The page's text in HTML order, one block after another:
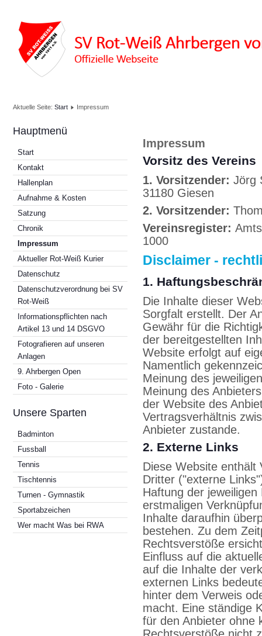
Aktuelle Seite: Start Impressum
Hauptmenü
Start
Kontakt
Hallenplan
Aufnahme & Kosten
Satzung
Chronik
Impressum
Aktueller Rot-Weiß Kurier
Datenschutz
Datenschutzverordnung bei SV
Rot-Weiß
Informationspflichten nach
Artikel 13 und 14 DSGVO
Fotografieren auf unseren
Anlagen
9. Ahrbergen Open
Foto - Galerie
Unsere Sparten
Badminton
Fussball
Tennis
Tischtennis
Turnen - Gymnastik
Sportabzeichen
Wer macht Was bei RWA
Impressum
Vorsitz des Vereins
1. Vorsitzender: Jörg
31180 Giesen
2. Vorsitzender:
Vereinsregister:
1000
Disclaimer -
1.
Die Inhalte dieser
Sorgfalt erstellt. Der
Gewähr für die
der bereitgestellten
Website erfolgt auf
Namentlich
Meinung des
Meinung des
der Website des
Vertragsverhältnis
Anbieter zustande.
2. Externe Links
Diese Website enthält
Dritter ("externe
Haftung der
erstmaligen
Inhalte daraufhin
bestehen. Zu dem
Rechtsverstöße
Einfluss auf die
auf die Inhalte der
externen Links
hinter dem Verweis
macht. Eine ständige
für den Anbieter ohne